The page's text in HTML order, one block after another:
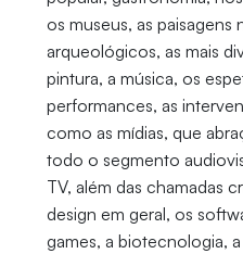
os museus, as paisagens
arqueológicos, as mais
pintura, a música, os
performances, as
como as mídias, que
todo o segmento
TV, além das chamadas
design em geral, os
games, a biotecnologia,